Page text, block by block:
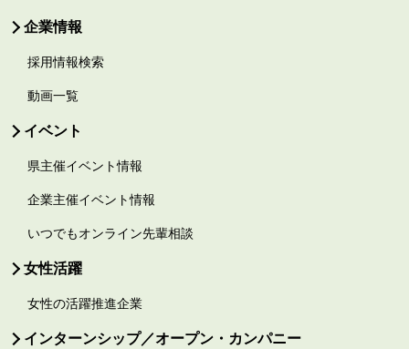
企業情報
採用情報検索
動画一覧
イベント
県主催イベント情報
企業主催イベント情報
いつでもオンライン先輩相談
女性活躍
女性の活躍推進企業
インターンシップ／オープン・カンパニー